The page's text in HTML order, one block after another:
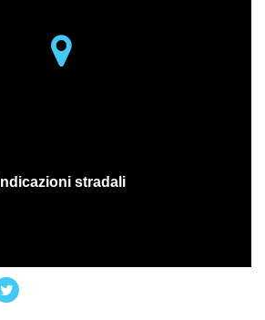
Indicazioni stradali